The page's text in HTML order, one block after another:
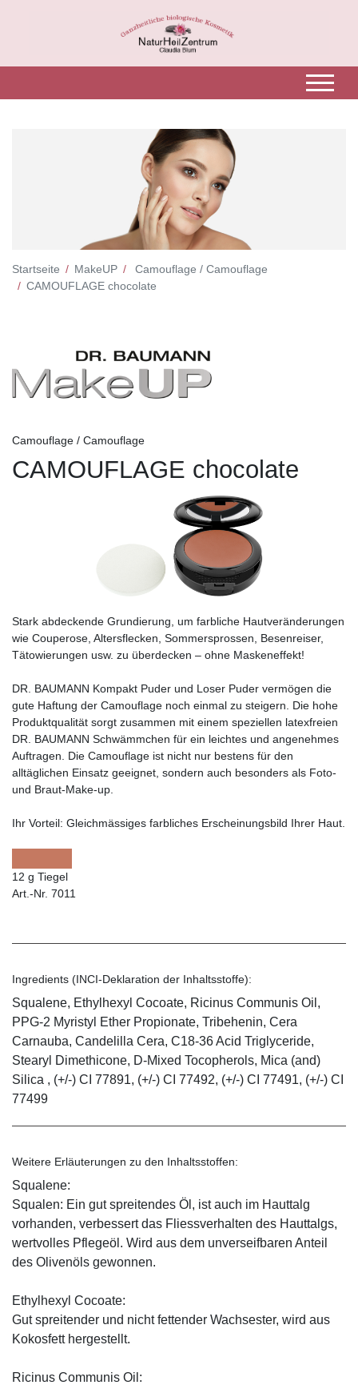
Startseite MakeUP
Camouflage / Camouflage
CAMOUFLAGE chocolate
Camouflage / Camouflage
CAMOUFLAGE chocolate
Stark abdeckende Grundierung, um farbliche Hautveränderungen
wie Couperose, Altersflecken, Sommersprossen, Besenreiser,
Tätowierungen usw. zu überdecken – ohne Maskeneffekt!
DR. BAUMANN Kompakt Puder und Loser Puder vermögen die
gute Haftung der Camouflage noch einmal zu steigern. Die hohe
Produktqualität sorgt zusammen mit einem speziellen latexfreien
DR. BAUMANN Schwämmchen für ein leichtes und angenehmes
Auftragen. Die Camouflage ist nicht nur bestens für den
alltäglichen Einsatz geeignet, sondern auch besonders als Foto-
und Braut-Make-up.
Ihr Vorteil: Gleichmässiges farbliches Erscheinungsbild Ihrer Haut.
12 g Tiegel
Art.-Nr. 7011
Ingredients (INCI-Deklaration der Inhaltsstoffe):
Squalene, Ethylhexyl Cocoate, Ricinus Communis Oil,
PPG-2 Myristyl Ether Propionate, Tribehenin, Cera
Carnauba, Candelilla Cera, C18-36 Acid Triglyceride,
Stearyl Dimethicone, D-Mixed Tocopherols, Mica (and)
Silica , (+/-) CI 77891, (+/-) CI 77492, (+/-) CI 77491, (+/-) CI
77499
Weitere Erläuterungen zu den Inhaltsstoffen:
Squalene:
Squalen: Ein gut spreitendes Öl, ist auch im Hauttalg
vorhanden, verbessert das Fliessverhalten des Hauttalgs,
wertvolles Pflegeöl. Wird aus dem unverseifbaren Anteil
des Olivenöls gewonnen.
Ethylhexyl Cocoate:
Gut spreitender und nicht fettender Wachsester, wird aus
Kokosfett hergestellt.
Ricinus Communis Oil: